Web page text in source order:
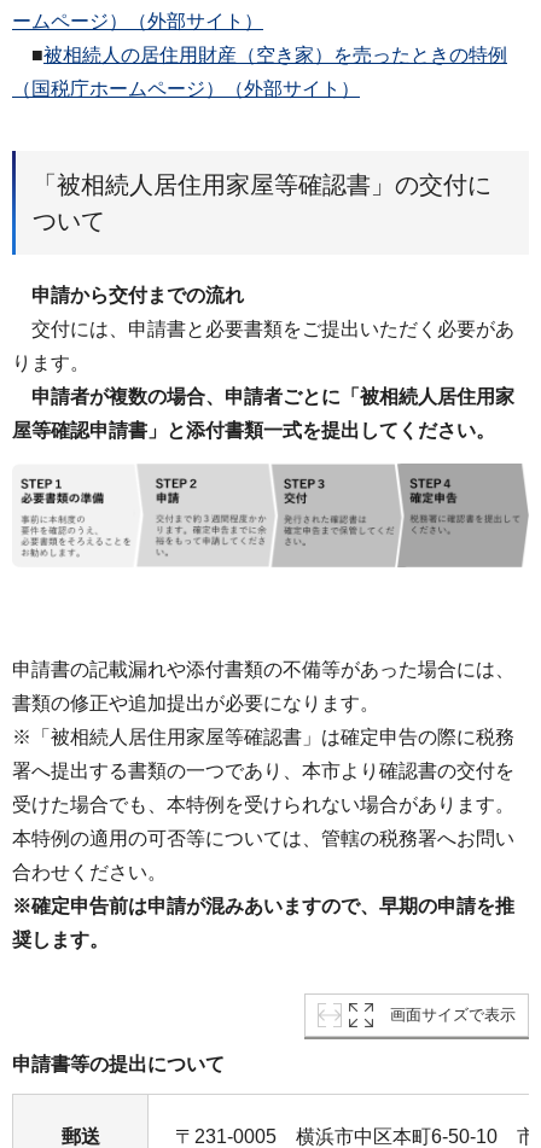
ームページ）（外部サイト）
■被相続人の居住用財産（空き家）を売ったときの特例
（国税庁ホームページ）（外部サイト）
「被相続人居住用家屋等確認書」の交付に
ついて
申請から交付までの流れ
交付には、申請書と必要書類をご提出いただく必要があ
ります。
申請者が複数の場合、申請者ごとに「被相続人居住用家
屋等確認申請書」と添付書類一式を提出してください。
申請書の記載漏れや添付書類の不備等があった場合には、
書類の修正や追加提出が必要になります。
※「被相続人居住用家屋等確認書」は確定申告の際に税務
署へ提出する書類の一つであり、本市より確認書の交付を
受けた場合でも、本特例を受けられない場合があります。
本特例の適用の可否等については、管轄の税務署へお問い
合わせください。
※確定申告前は申請が混みあいますので、早期の申請を推
奨します。
画面サイズで表示
申請書等の提出について
郵送 〒231-0005 横浜市中区本町6-50-10